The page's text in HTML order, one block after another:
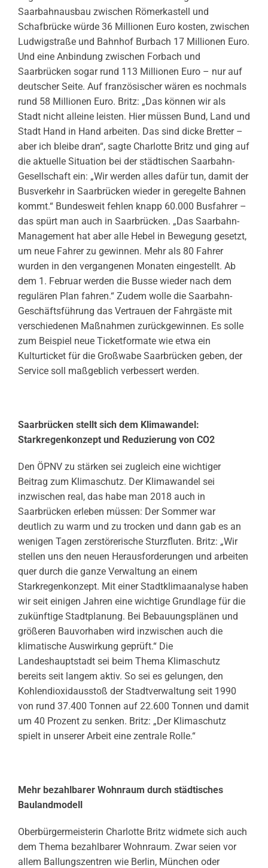
Saarbahnausbau zwischen Römerkastell und
Schafbrücke würde 36 Millionen Euro kosten, zwischen
Ludwigstraße und Bahnhof Burbach 17 Millionen Euro.
Und eine Anbindung zwischen Forbach und
Saarbrücken sogar rund 113 Millionen Euro – nur auf
deutscher Seite. Auf französischer wären es nochmals
rund 58 Millionen Euro. Britz: „Das können wir als
Stadt nicht alleine leisten. Hier müssen Bund, Land und
Stadt Hand in Hand arbeiten. Das sind dicke Bretter –
aber ich bleibe dran“, sagte Charlotte Britz und ging auf
die aktuelle Situation bei der städtischen Saarbahn-
Gesellschaft ein: „Wir werden alles dafür tun, damit der
Busverkehr in Saarbrücken wieder in geregelte Bahnen
kommt.“ Bundesweit fehlen knapp 60.000 Busfahrer –
das spürt man auch in Saarbrücken. „Das Saarbahn-
Management hat aber alle Hebel in Bewegung gesetzt,
um neue Fahrer zu gewinnen. Mehr als 80 Fahrer
wurden in den vergangenen Monaten eingestellt. Ab
dem 1. Februar werden die Busse wieder nach dem
regulären Plan fahren.“ Zudem wolle die Saarbahn-
Geschäftsführung das Vertrauen der Fahrgäste mit
verschiedenen Maßnahmen zurückgewinnen. Es solle
zum Beispiel neue Ticketformate wie etwa ein
Kulturticket für die Großwabe Saarbrücken geben, der
Service soll maßgeblich verbessert werden.
Saarbrücken stellt sich dem Klimawandel:
Starkregenkonzept und Reduzierung von CO2
Den ÖPNV zu stärken sei zugleich eine wichtiger
Beitrag zum Klimaschutz. Der Klimawandel sei
inzwischen real, das habe man 2018 auch in
Saarbrücken erleben müssen: Der Sommer war
deutlich zu warm und zu trocken und dann gab es an
wenigen Tagen zerstörerische Sturzfluten. Britz: „Wir
stellen uns den neuen Herausforderungen und arbeiten
quer durch die ganze Verwaltung an einem
Starkregenkonzept. Mit einer Stadtklimaanalyse haben
wir seit einigen Jahren eine wichtige Grundlage für die
zukünftige Stadtplanung. Bei Bebauungsplänen und
größeren Bauvorhaben wird inzwischen auch die
klimatische Auswirkung geprüft.“ Die
Landeshauptstadt sei beim Thema Klimaschutz
bereits seit langem aktiv. So sei es gelungen, den
Kohlendioxidausstoß der Stadtverwaltung seit 1990
von rund 37.400 Tonnen auf 22.600 Tonnen und damit
um 40 Prozent zu senken. Britz: „Der Klimaschutz
spielt in unserer Arbeit eine zentrale Rolle.“
Mehr bezahlbarer Wohnraum durch städtisches
Baulandmodell
Oberbürgermeisterin Charlotte Britz widmete sich auch
dem Thema bezahlbarer Wohnraum. Zwar seien vor
allem Ballungszentren wie Berlin, München oder